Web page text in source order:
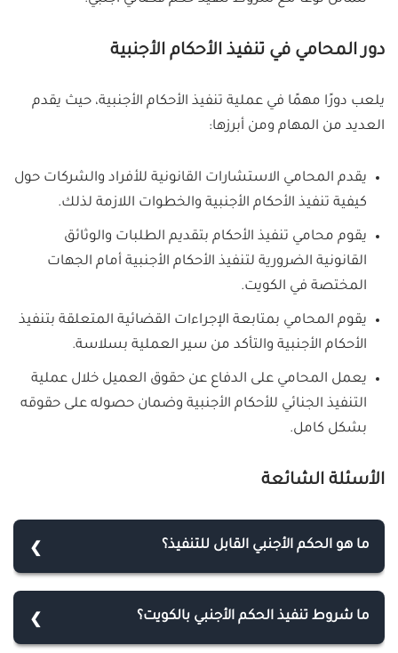
دور المحامي في تنفيذ الأحكام الأجنبية
يلعب دورًا مهمًا في عملية تنفيذ الأحكام الأجنبية، حيث يقدم
العديد من المهام ومن أبرزها:
يقدم المحامي الاستشارات القانونية للأفراد والشركات حول
كيفية تنفيذ الأحكام الأجنبية والخطوات اللازمة لذلك.
يقوم محامي تنفيذ الأحكام بتقديم الطلبات والوثائق
القانونية الضرورية لتنفيذ الأحكام الأجنبية أمام الجهات
المختصة في الكويت.
يقوم المحامي بمتابعة الإجراءات القضائية المتعلقة بتنفيذ
الأحكام الأجنبية والتأكد من سير العملية بسلاسة.
يعمل المحامي على الدفاع عن حقوق العميل خلال عملية
التنفيذ الجنائي للأحكام الأجنبية وضمان حصوله على حقوقه
بشكل كامل.
الأسئلة الشائعة
ما هو الحكم الأجنبي القابل للتنفيذ؟
محددة تمارس وظيفتها عملًا بالنظام القانوني الساري
ما شروط تنفيذ الحكم الأجنبي بالكويت؟